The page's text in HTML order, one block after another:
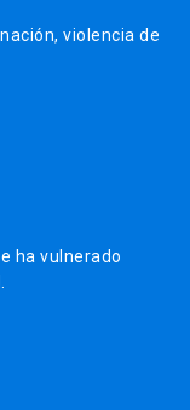
violencia de
ha vulnerado